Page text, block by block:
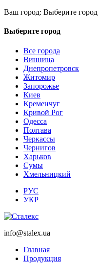
Ваш город: Выберите город
Выберите город
Все города
Винница
Днепропетровск
Житомир
Запорожье
Киев
Кременчуг
Кривой Рог
Одесса
Полтава
Черкассы
Чернигов
Харьков
Сумы
Хмельницкий
РУС
УКР
info@stalex.ua
Главная
Продукция